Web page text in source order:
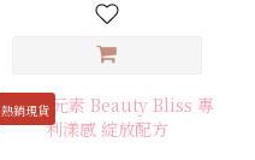
熱銷現貨